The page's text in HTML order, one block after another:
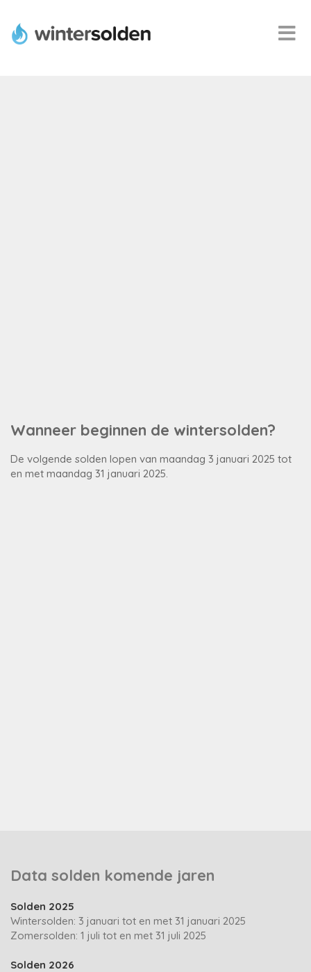
Product
deals
Wanneer beginnen de wintersolden?
De volgende solden lopen van maandag 3 januari 2025 tot
en met maandag 31 januari 2025.
Data solden komende jaren
Solden 2025
Wintersolden: 3 januari tot en met 31 januari 2025
Zomersolden: 1 juli tot en met 31 juli 2025
Solden 2026